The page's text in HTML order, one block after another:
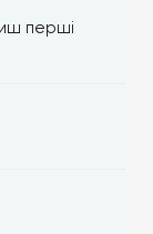
перші